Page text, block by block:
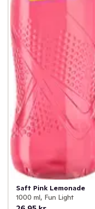
Saft Pink Lemonade
1000 ml, Fun Light